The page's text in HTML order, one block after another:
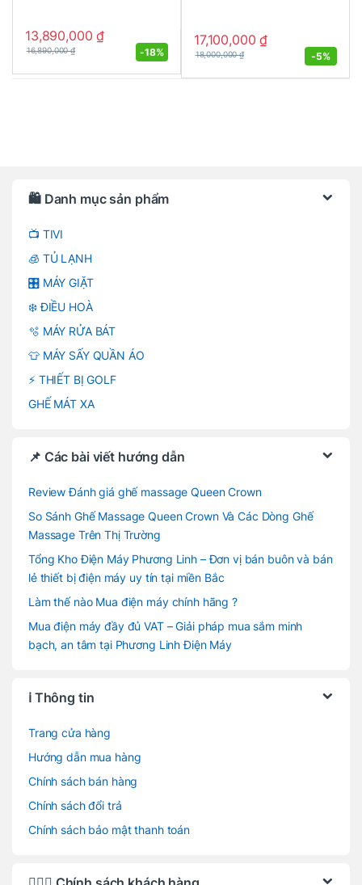
13,890,000₫
16,890,000₫ -18%
17,100,000₫
18,000,000₫ -5%
🛍️ Danh mục sản phẩm
📺 TIVI
🧊 TỦ LẠNH
🎛️ MÁY GIẶT
❄️ ĐIỀU HOÀ
🫧 MÁY RỬA BÁT
👕 MÁY SẤY QUẦN ÁO
⚡ THIẾT BỊ GOLF
GHẾ MÁT XA
📌 Các bài viết hướng dẫn
Review Đánh giá ghế massage Queen Crown
So Sánh Ghế Massage Queen Crown Và Các Dòng Ghế
Massage Trên Thị Trường
Tổng Kho Điện Máy Phương Linh – Đơn vị bán buôn và bán
lẻ thiết bị điện máy uy tín tại miền Bắc
Làm thế nào Mua điện máy chính hãng ?
Mua điện máy đầy đủ VAT – Giải pháp mua sắm minh
bạch, an tâm tại Phương Linh Điện Máy
ℹ️ Thông tin
Trang cửa hàng
Hướng dẫn mua hàng
Chính sách bán hàng
Chính sách đổi trả
Chính sách bảo mật thanh toán